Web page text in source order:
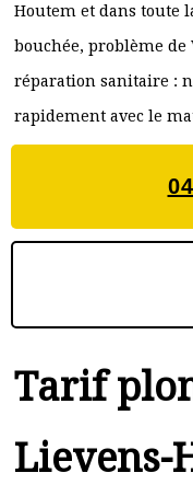
Houtem et dans toute
bouchée, problème de
réparation sanitaire :
rapidement avec le
Tarif
Lievens-